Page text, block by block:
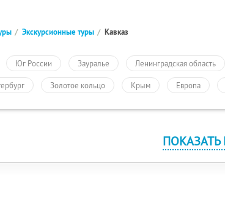
Экскурсионные туры Кавказ
Юг России Зауралье Ленинградская область
Золотое кольцо Крым Европа